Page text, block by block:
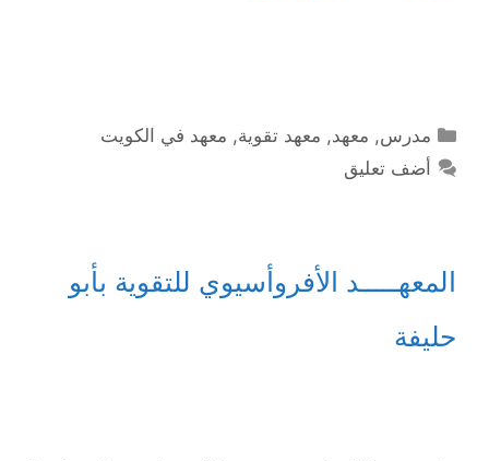
التصنيفات
مدرس, معهد, معهد تقوية, معهد في الكويت
أضف تعليق
المعهـــــد الأفروأسيوي للتقوية بأبو
حليفة